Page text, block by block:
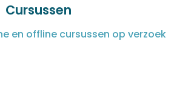
Cursussen
en offline cursussen op verzoek